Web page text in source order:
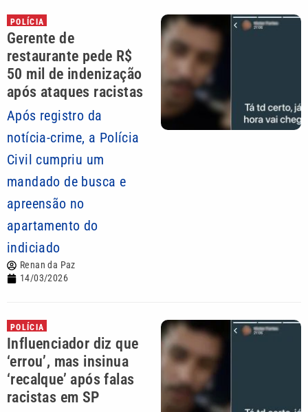
POLÍCIA
Gerente de
restaurante pede R$
50 mil de indenização
após ataques racistas
Após registro da
notícia-crime, a Polícia
Civil cumpriu um
mandado de busca e
apreensão no
apartamento do
indiciado
Renan da Paz
14/03/2026
POLÍCIA
Influenciador diz que
‘errou’, mas insinua
‘recalque’ após falas
racistas em SP